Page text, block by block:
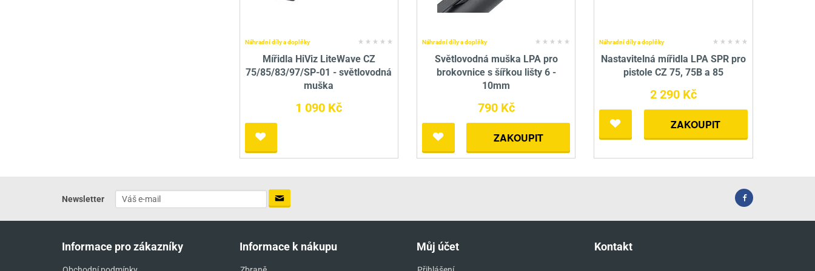
Náhradní díly a doplňky
Mířidla HiViz LiteWave CZ
75/85/83/97/SP-01 - světlovodná
muška
1 090 Kč
Náhradní díly a doplňky
Světlovodná muška LPA pro
brokovnice s šířkou lišty 6 -
10mm
790 Kč
ZAKOUPIT
Náhradní díly a doplňky
Nastavitelná mířidla LPA SPR pro
pistole CZ 75, 75B a 85
2 290 Kč
ZAKOUPIT
Newsletter
Informace pro zákazníky Informace k nákupu Můj účet Kontakt